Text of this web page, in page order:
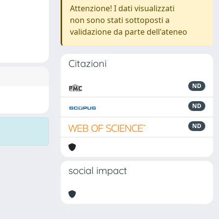
Attenzione! I dati visualizzati
non sono stati sottoposti a
validazione da parte dell'ateneo
Citazioni
ND
ND
ND
social impact